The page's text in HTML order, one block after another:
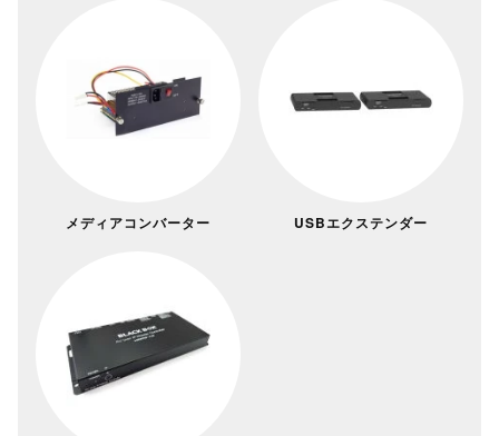
メディアコンバーター USBエクステンダー